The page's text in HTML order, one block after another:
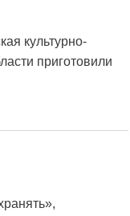
культурно-
приготовили